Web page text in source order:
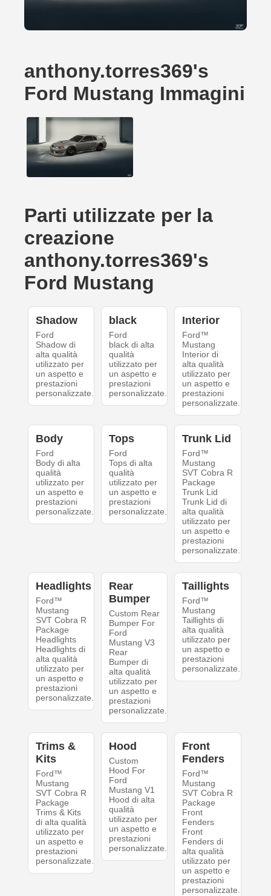
anthony.torres369's
Ford Mustang Immagini
Parti utilizzate per la
creazione
anthony.torres369's
Ford Mustang
Shadow
Ford
Shadow di
alta qualità
utilizzato per
un aspetto e
prestazioni
personalizzate.
black
Ford
black di alta
qualità
utilizzato per
un aspetto e
prestazioni
personalizzate.
Interior
Ford™
Mustang
Interior di
alta qualità
utilizzato per
un aspetto e
prestazioni
personalizzate.
Body
Ford
Body di alta
qualità
utilizzato per
un aspetto e
prestazioni
personalizzate.
Tops
Ford
Tops di alta
qualità
utilizzato per
un aspetto e
prestazioni
personalizzate.
Trunk Lid
Ford™
Mustang
SVT Cobra R
Package
Trunk Lid
Trunk Lid di
alta qualità
utilizzato per
un aspetto e
prestazioni
personalizzate.
Headlights
Ford™
Mustang
SVT Cobra R
Package
Headlights
Headlights di
alta qualità
utilizzato per
un aspetto e
prestazioni
personalizzate.
Rear
Bumper
Custom Rear
Bumper For
Ford
Mustang V3
Rear
Bumper di
alta qualità
utilizzato per
un aspetto e
prestazioni
personalizzate.
Taillights
Ford™
Mustang
Taillights di
alta qualità
utilizzato per
un aspetto e
prestazioni
personalizzate.
Trims &
Kits
Ford™
Mustang
SVT Cobra R
Package
Trims & Kits
di alta qualità
utilizzato per
un aspetto e
prestazioni
personalizzate.
Hood
Custom
Hood For
Ford
Mustang V1
Hood di alta
qualità
utilizzato per
un aspetto e
prestazioni
personalizzate.
Front
Fenders
Ford™
Mustang
SVT Cobra R
Package
Front
Fenders
Front
Fenders di
alta qualità
utilizzato per
un aspetto e
prestazioni
personalizzate.